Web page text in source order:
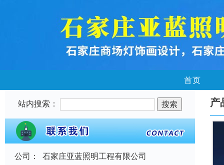
首页
站内搜索：
公司：
石家庄亚蓝照明工程有限公司
产